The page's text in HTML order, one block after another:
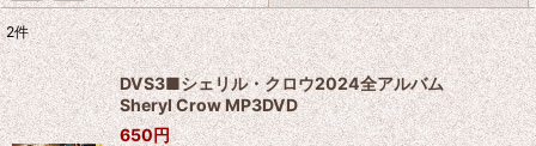
表示数:
並び順:
2件
DVS3■シェリル・クロウ2024全アルバム
Sheryl Crow MP3DVD
650円